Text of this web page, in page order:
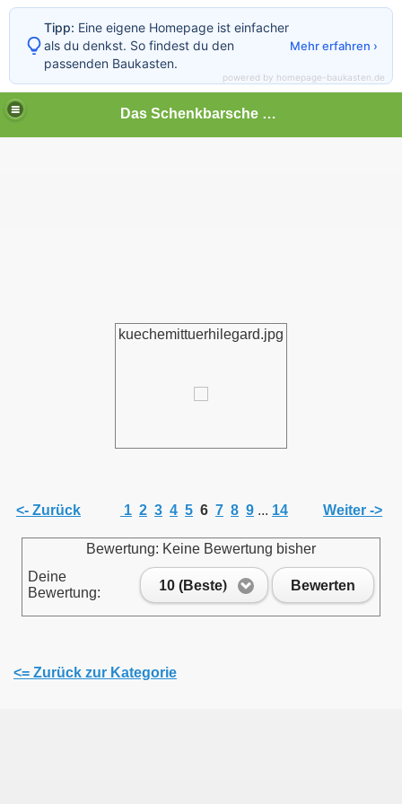
Das Schenkbarsche Haus in Biedenkopf
kuechemittuerhilegard.jpg
<- Zurück 1 2 3 4 5 6 7 8 9 ... 14 Weiter ->
Bewertung: Keine Bewertung bisher
Deine
Bewertung:
10 (Beste) Bewerten
<= Zurück zur Kategorie
Tipp: Eine eigene Homepage ist einfacher
als du denkst. So findest du den
passenden Baukasten.
Mehr erfahren ›
powered by homepage-baukasten.de